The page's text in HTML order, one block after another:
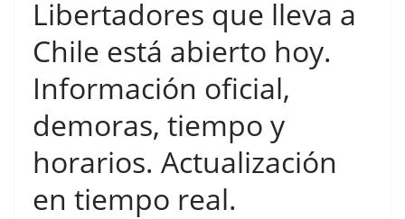
Libertadores que lleva a
Chile está abierto hoy.
Información oficial,
demoras, tiempo y
horarios. Actualización
en tiempo real.